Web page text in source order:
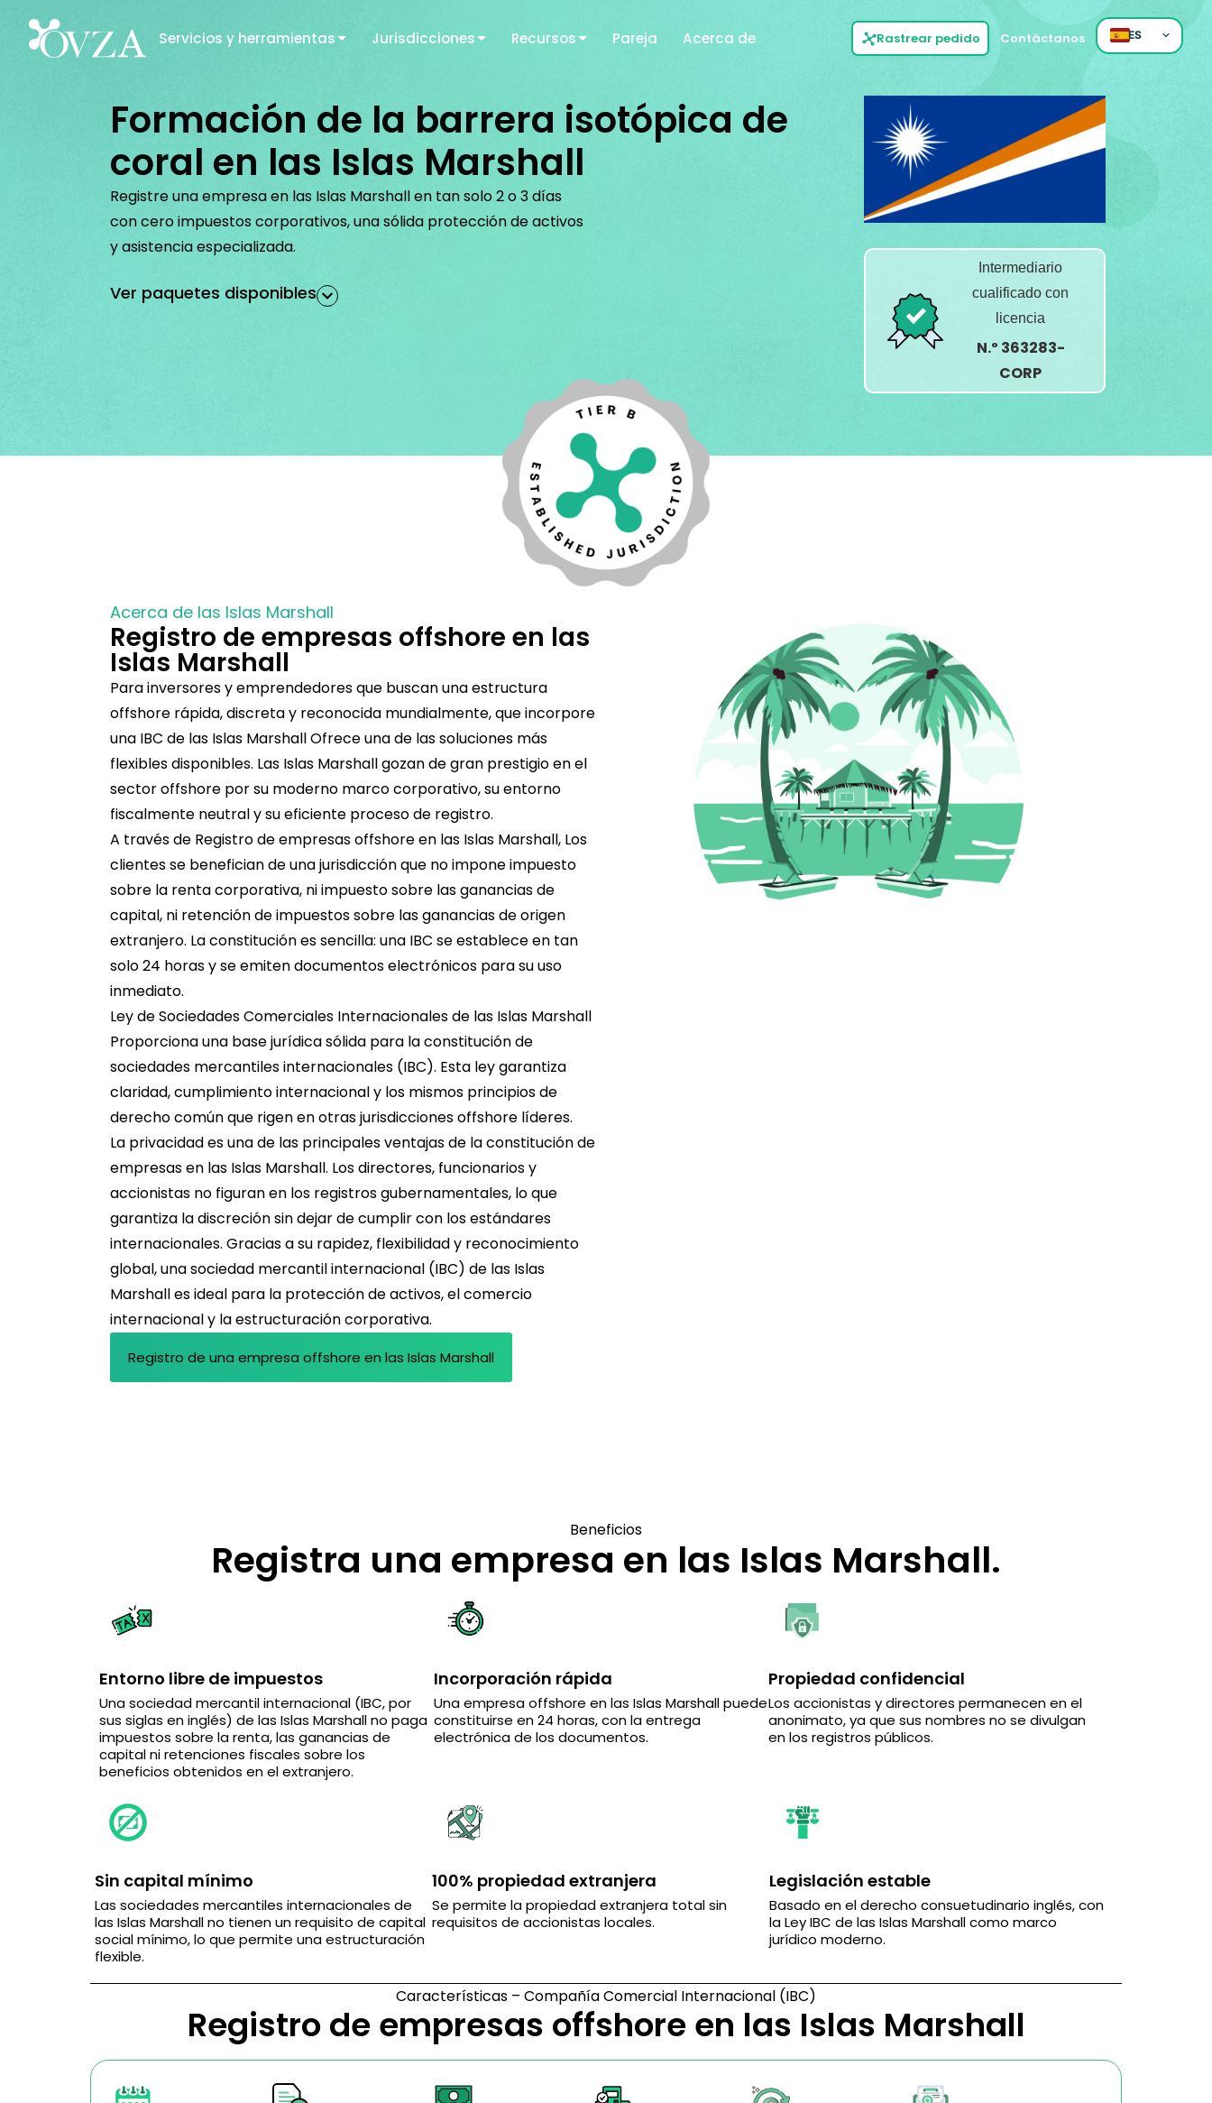
Servicios y herramientas Jurisdicciones Recursos Pareja Acerca de Rastrear pedido Contáctanos ES
Formación de la barrera isotópica de
coral en las Islas Marshall
Registre una empresa en las Islas Marshall en tan solo 2 o 3 días
con cero impuestos corporativos, una sólida protección de activos
y asistencia especializada.
Ver paquetes disponibles
Intermediario
cualificado con
licencia
N.º 363283-
CORP
Acerca de las Islas Marshall
Registro de empresas offshore en las
Islas Marshall
Para inversores y emprendedores que buscan una estructura
offshore rápida, discreta y reconocida mundialmente, que incorpore
una IBC de las Islas MarshallOfrece una de las soluciones más
flexibles disponibles. Las Islas Marshall gozan de gran prestigio en el
sector offshore por su moderno marco corporativo, su entorno
fiscalmente neutral y su eficiente proceso de registro.
A través de Registro de empresas offshore en las Islas Marshall, Los
clientes se benefician de una jurisdicción que no impone impuesto
sobre la renta corporativa, ni impuesto sobre las ganancias de
capital, ni retención de impuestos sobre las ganancias de origen
extranjero. La constitución es sencilla: una IBC se establece en tan
solo 24 horas y se emiten documentos electrónicos para su uso
inmediato.
Ley de Sociedades Comerciales Internacionales de las Islas Marshall
Proporciona una base jurídica sólida para la constitución de
sociedades mercantiles internacionales (IBC). Esta ley garantiza
claridad, cumplimiento internacional y los mismos principios de
derecho común que rigen en otras jurisdicciones offshore líderes.
La privacidad es una de las principales ventajas de la constitución de
empresas en las Islas Marshall. Los directores, funcionarios y
accionistas no figuran en los registros gubernamentales, lo que
garantiza la discreción sin dejar de cumplir con los estándares
internacionales. Gracias a su rapidez, flexibilidad y reconocimiento
global, una sociedad mercantil internacional (IBC) de las Islas
Marshall es ideal para la protección de activos, el comercio
internacional y la estructuración corporativa.
Registro de una empresa offshore en las Islas Marshall
Beneficios
Registra una empresa en las Islas Marshall.
Entorno libre de impuestos
Una sociedad mercantil internacional (IBC, por
sus siglas en inglés) de las Islas Marshall no paga
impuestos sobre la renta, las ganancias de
capital ni retenciones fiscales sobre los
beneficios obtenidos en el extranjero.
Incorporación rápida
Una empresa offshore en las Islas Marshall puede
constituirse en 24 horas, con la entrega
electrónica de los documentos.
Propiedad confidencial
Los accionistas y directores permanecen en el
anonimato, ya que sus nombres no se divulgan
en los registros públicos.
Sin capital mínimo
Las sociedades mercantiles internacionales de
las Islas Marshall no tienen un requisito de capital
social mínimo, lo que permite una estructuración
flexible.
100% propiedad extranjera
Se permite la propiedad extranjera total sin
requisitos de accionistas locales.
Legislación estable
Basado en el derecho consuetudinario inglés, con
la Ley IBC de las Islas Marshall como marco
jurídico moderno.
Características – Compañía Comercial Internacional (IBC)
Registro de empresas offshore en las Islas Marshall